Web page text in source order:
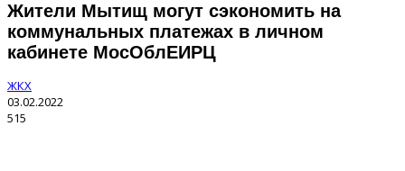
Жители Мытищ могут сэкономить на
коммунальных платежах в личном
кабинете МосОблЕИРЦ
ЖКХ
03.02.2022
515